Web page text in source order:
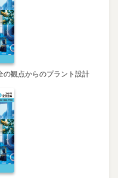
の観点からのプラント設計